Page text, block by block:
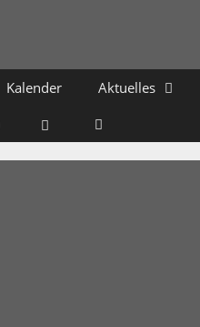
Kalender Aktuelles